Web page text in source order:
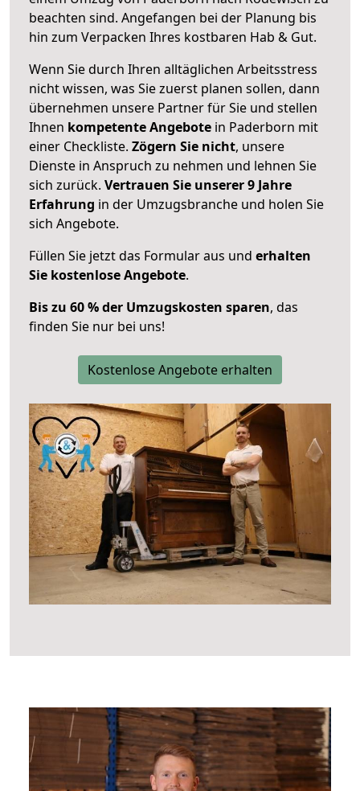
beachten sind. Angefangen bei der Planung bis
hin zum Verpacken Ihres kostbaren Hab & Gut.
Wenn Sie durch Ihren alltäglichen Arbeitsstress
nicht wissen, was Sie zuerst planen sollen, dann
übernehmen unsere Partner für Sie und stellen
Ihnen kompetente Angebote in Paderborn mit
einer Checkliste. Zögern Sie nicht, unsere
Dienste in Anspruch zu nehmen und lehnen Sie
sich zurück. Vertrauen Sie unserer 9 Jahre
Erfahrung in der Umzugsbranche und holen Sie
sich Angebote.
Füllen Sie jetzt das Formular aus und erhalten
Sie kostenlose Angebote.
Bis zu 60 % der Umzugskosten sparen, das
finden Sie nur bei uns!
Kostenlose Angebote erhalten